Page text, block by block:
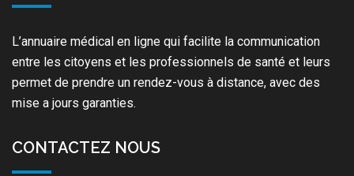
L’annuaire médical en ligne qui facilite la communication
entre les citoyens et les professionnels de santé et leurs
permet de prendre un rendez-vous à distance, avec des
mise a jours garanties.
CONTACTEZ NOUS